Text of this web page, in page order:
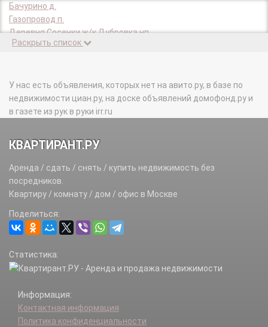
Бачурино д.
Газопровод п.
Деревня Сосенки ж/к Дубровка нп.
Ж/к Дубровка нп.
Ларево д.
Летово д.
Макарово д.
Прокшино д.
Сосенки д.
Столбово д.
Хованская промзона тер.
Раскрыть список
У нас есть объявления, которых нет на авито.ру, в базе по
недвижимости циан.ру, на доске объявлений домофонд.ру и
в газете из рук в руки irr.ru
КВАРТИРАНТ.РУ
Аренда / сдать / снять / купить недвижимость без
посредников.
Квартиру / комнату / дом / офис в Москве
Поделиться:
Статистика:
Информация:
Контактная информация
Политика конфиденциальности